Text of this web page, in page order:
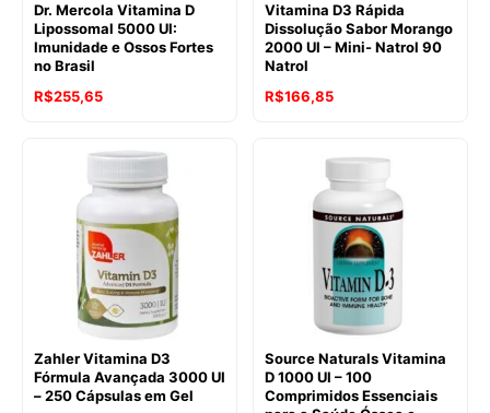
Dr. Mercola Vitamina D
Lipossomal 5000 UI:
Imunidade e Ossos Fortes
no Brasil
R$255,65
Vitamina D3 Rápida
Dissolução Sabor Morango
2000 UI – Mini- Natrol 90
Natrol
R$166,85
Zahler Vitamina D3
Fórmula Avançada 3000 UI
– 250 Cápsulas em Gel
Source Naturals Vitamina
D 1000 UI – 100
Comprimidos Essenciais